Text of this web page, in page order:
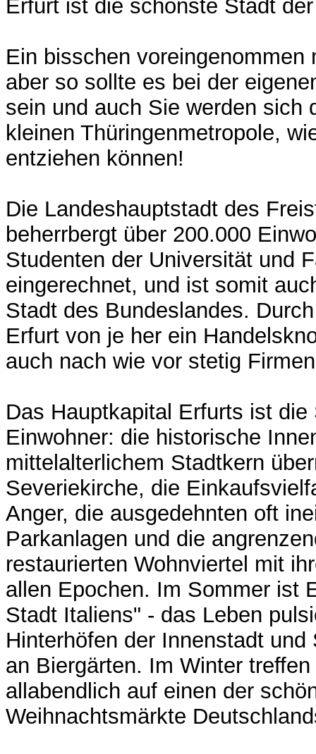
Erfurt ist die schönste Stadt
Ein bisschen voreingenommen
aber so sollte es bei der
sein und auch Sie werden sich
kleinen Thüringenmetropole,
entziehen können!
Die Landeshauptstadt des
beherrbergt über 200.000
Studenten der Universität und
eingerechnet, und ist somit
Stadt des Bundeslandes.
Erfurt von je her ein
auch nach wie vor stetig
Das Hauptkapital Erfurts ist
Einwohner: die historische
mittelalterlichem Stadtkern
Severiekirche, die
Anger, die ausgedehnten oft
Parkanlagen und die
restaurierten Wohnviertel mit
allen Epochen. Im Sommer ist
Stadt Italiens" - das Leben
Hinterhöfen der Innenstadt
an Biergärten. Im Winter
allabendlich auf einen der
Weihnachtsmärkte